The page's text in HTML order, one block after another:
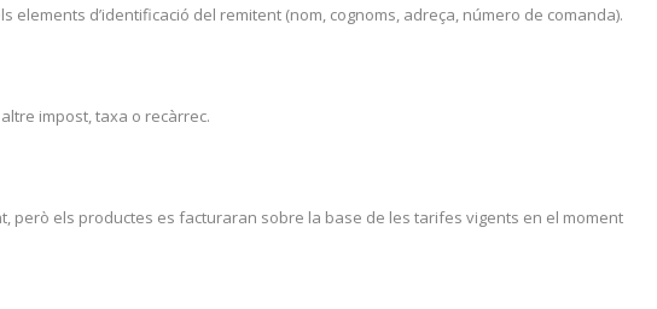
d’identificació del remitent (nom, cognoms, adreça, número de comanda).
impost, taxa o recàrrec.
però els productes es facturaran sobre la base de les tarifes vigents en el moment